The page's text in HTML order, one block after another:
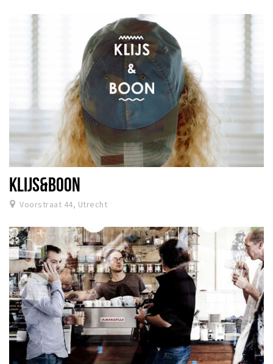
KLIJS&BOON
Voorstraat 44, Utrecht